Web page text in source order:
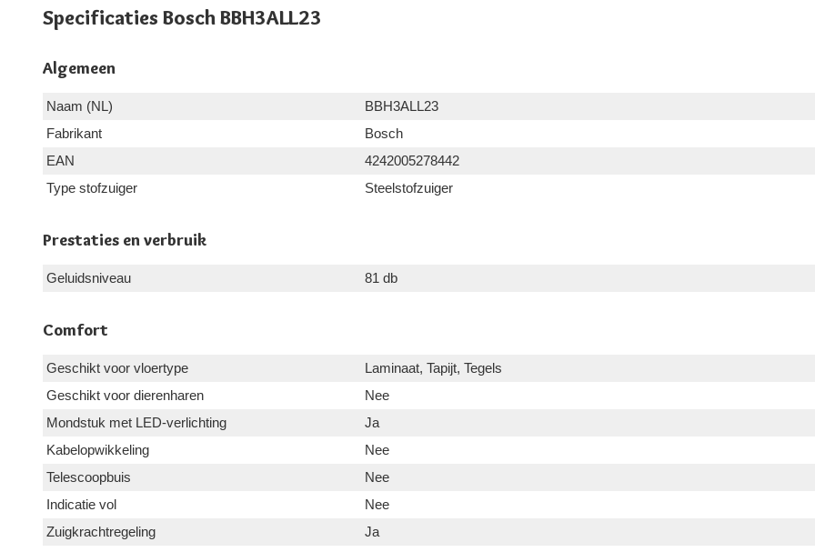
Specificaties Bosch BBH3ALL23
Algemeen
Naam (NL)
BBH3ALL23
Fabrikant
Bosch
EAN
4242005278442
Type stofzuiger
Steelstofzuiger
Prestaties en verbruik
Geluidsniveau 81 db
Comfort
Geschikt voor vloertype
Laminaat, Tapijt, Tegels
Geschikt voor dierenharen
Nee
Mondstuk met LED-verlichting
Ja
Kabelopwikkeling
Nee
Telescoopbuis
Nee
Indicatie vol
Nee
Zuigkrachtregeling
Ja